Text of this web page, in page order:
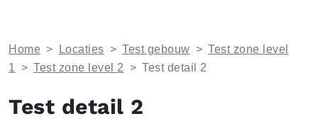
Home > Locaties > Test gebouw > Test zone level
1 > Test zone level 2 > Test detail 2
Test detail 2